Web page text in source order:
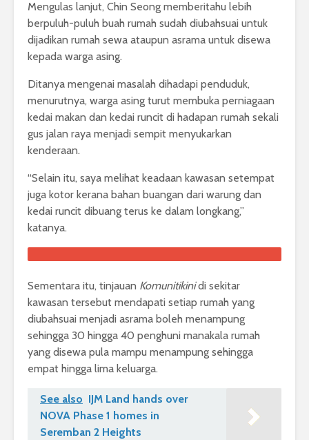
Mengulas lanjut, Chin Seong memberitahu lebih
berpuluh-puluh buah rumah sudah diubahsuai untuk
dijadikan rumah sewa ataupun asrama untuk disewa
kepada warga asing.
Ditanya mengenai masalah dihadapi penduduk,
menurutnya, warga asing turut membuka perniagaan
kedai makan dan kedai runcit di hadapan rumah sekali
gus jalan raya menjadi sempit menyukarkan
kenderaan.
“Selain itu, saya melihat keadaan kawasan setempat
juga kotor kerana bahan buangan dari warung dan
kedai runcit dibuang terus ke dalam longkang,”
katanya.
Sementara itu, tinjauan Komunitikinidi sekitar
kawasan tersebut mendapati setiap rumah yang
diubahsuai menjadi asrama boleh menampung
sehingga 30 hingga 40 penghuni manakala rumah
yang disewa pula mampu menampung sehingga
empat hingga lima keluarga.
See also IJM Land hands over
NOVA Phase 1 homes in
Seremban 2 Heights